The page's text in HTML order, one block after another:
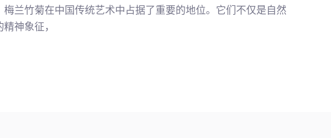
兰竹菊在中国传统艺术中占据了重要的地位。它们不仅是自然
神象征，